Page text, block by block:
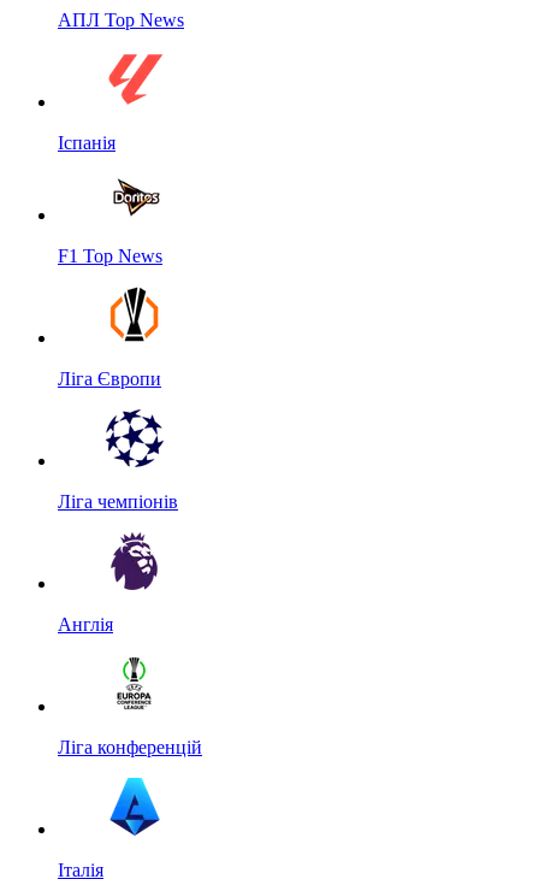
АПЛ Top News
Іспанія
F1 Top News
Ліга Європи
Ліга чемпіонів
Англія
Ліга конференцій
Італія